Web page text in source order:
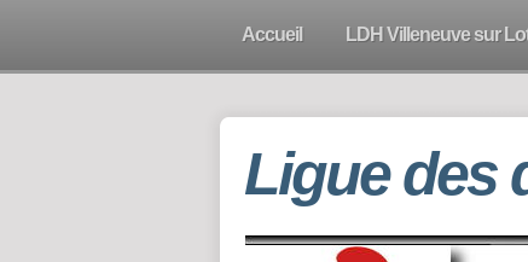
Accueil LDH Villeneuve sur
Ligue des